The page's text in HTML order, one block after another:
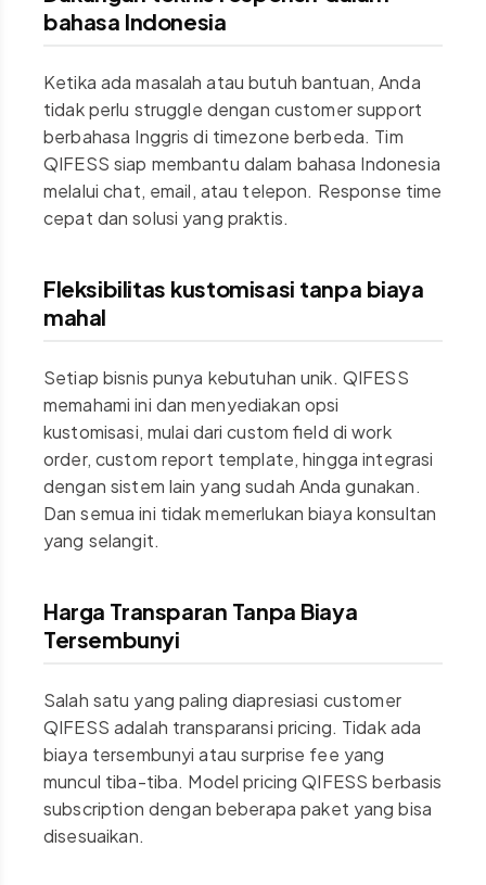
bahasa Indonesia
Ketika ada masalah atau butuh bantuan, Anda
tidak perlu struggle dengan customer support
berbahasa Inggris di timezone berbeda. Tim
QIFESS siap membantu dalam bahasa Indonesia
melalui chat, email, atau telepon. Response time
cepat dan solusi yang praktis.
Fleksibilitas kustomisasi tanpa biaya
mahal
Setiap bisnis punya kebutuhan unik. QIFESS
memahami ini dan menyediakan opsi
kustomisasi, mulai dari custom field di work
order, custom report template, hingga integrasi
dengan sistem lain yang sudah Anda gunakan.
Dan semua ini tidak memerlukan biaya konsultan
yang selangit.
Harga Transparan Tanpa Biaya
Tersembunyi
Salah satu yang paling diapresiasi customer
QIFESS adalah transparansi pricing. Tidak ada
biaya tersembunyi atau surprise fee yang
muncul tiba-tiba. Model pricing QIFESS berbasis
subscription dengan beberapa paket yang bisa
disesuaikan.